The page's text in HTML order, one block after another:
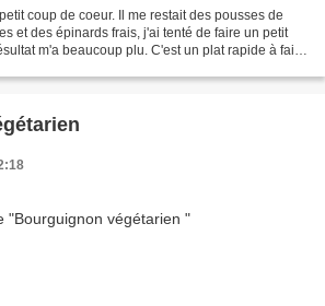
coup de coeur. Il me restait des pousses de
et des épinards frais, j'ai tenté de faire un petit
m'a beaucoup plu. C'est un plat rapide à faire